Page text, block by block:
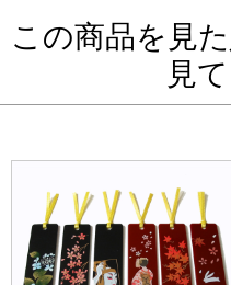
この商品を見
見